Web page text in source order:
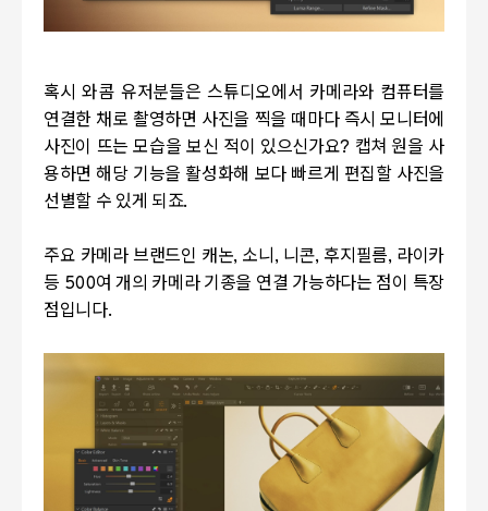
혹시 와콤 유저분들은 스튜디오에서 카메라와 컴퓨터를
연결한 채로 촬영하면 사진을 찍을 때마다 즉시 모니터에
사진이 뜨는 모습을 보신 적이 있으신가요? 캡쳐 원을 사
용하면 해당 기능을 활성화해 보다 빠르게 편집할 사진을
선별할 수 있게 되죠.
주요 카메라 브랜드인 캐논, 소니, 니콘, 후지필름, 라이카
등 500여 개의 카메라 기종을 연결 가능하다는 점이 특장
점입니다.